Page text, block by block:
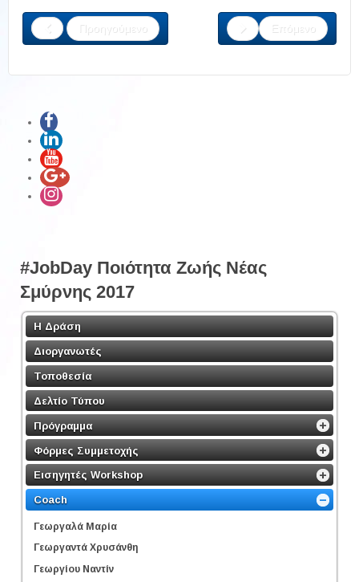
Προηγούμενο
Επόμενο
#JobDay Ποιότητα Ζωής Νέας
Σμύρνης 2017
Η Δράση
Διοργανωτές
Τοποθεσία
Δελτίο Τύπου
Πρόγραμμα
Φόρμες Συμμετοχής
Εισηγητές Workshop
Coach
Γεωργαλά Μαρία
Γεωργαντά Χρυσάνθη
Γεωργίου Ναντίν